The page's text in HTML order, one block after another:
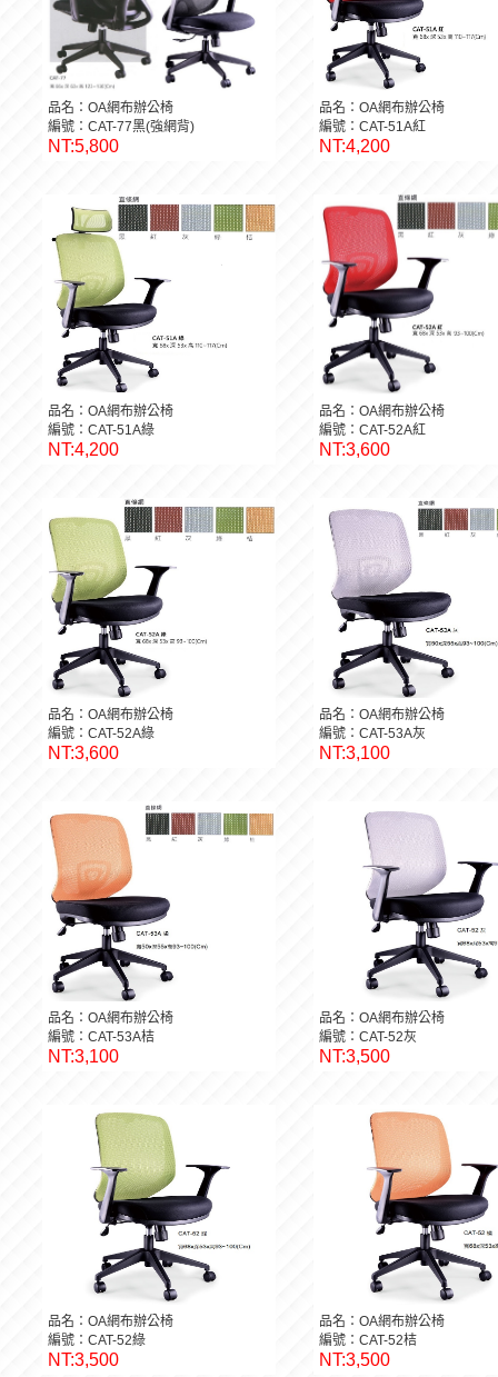
品名：OA網布辦公椅
編號：CAT-77黑(強網背)
NT:5,800
品名：OA網布辦公椅
編號：CAT-51A紅
NT:4,200
品名：OA網布辦公椅
編號：CAT-51A綠
NT:4,200
品名：OA網布辦公椅
編號：CAT-52A紅
NT:3,600
品名：OA網布辦公椅
編號：CAT-52A綠
NT:3,600
品名：OA網布辦公椅
編號：CAT-53A灰
NT:3,100
品名：OA網布辦公椅
編號：CAT-53A桔
NT:3,100
品名：OA網布辦公椅
編號：CAT-52灰
NT:3,500
品名：OA網布辦公椅
編號：CAT-52綠
NT:3,500
品名：OA網布辦公椅
編號：CAT-52桔
NT:3,500